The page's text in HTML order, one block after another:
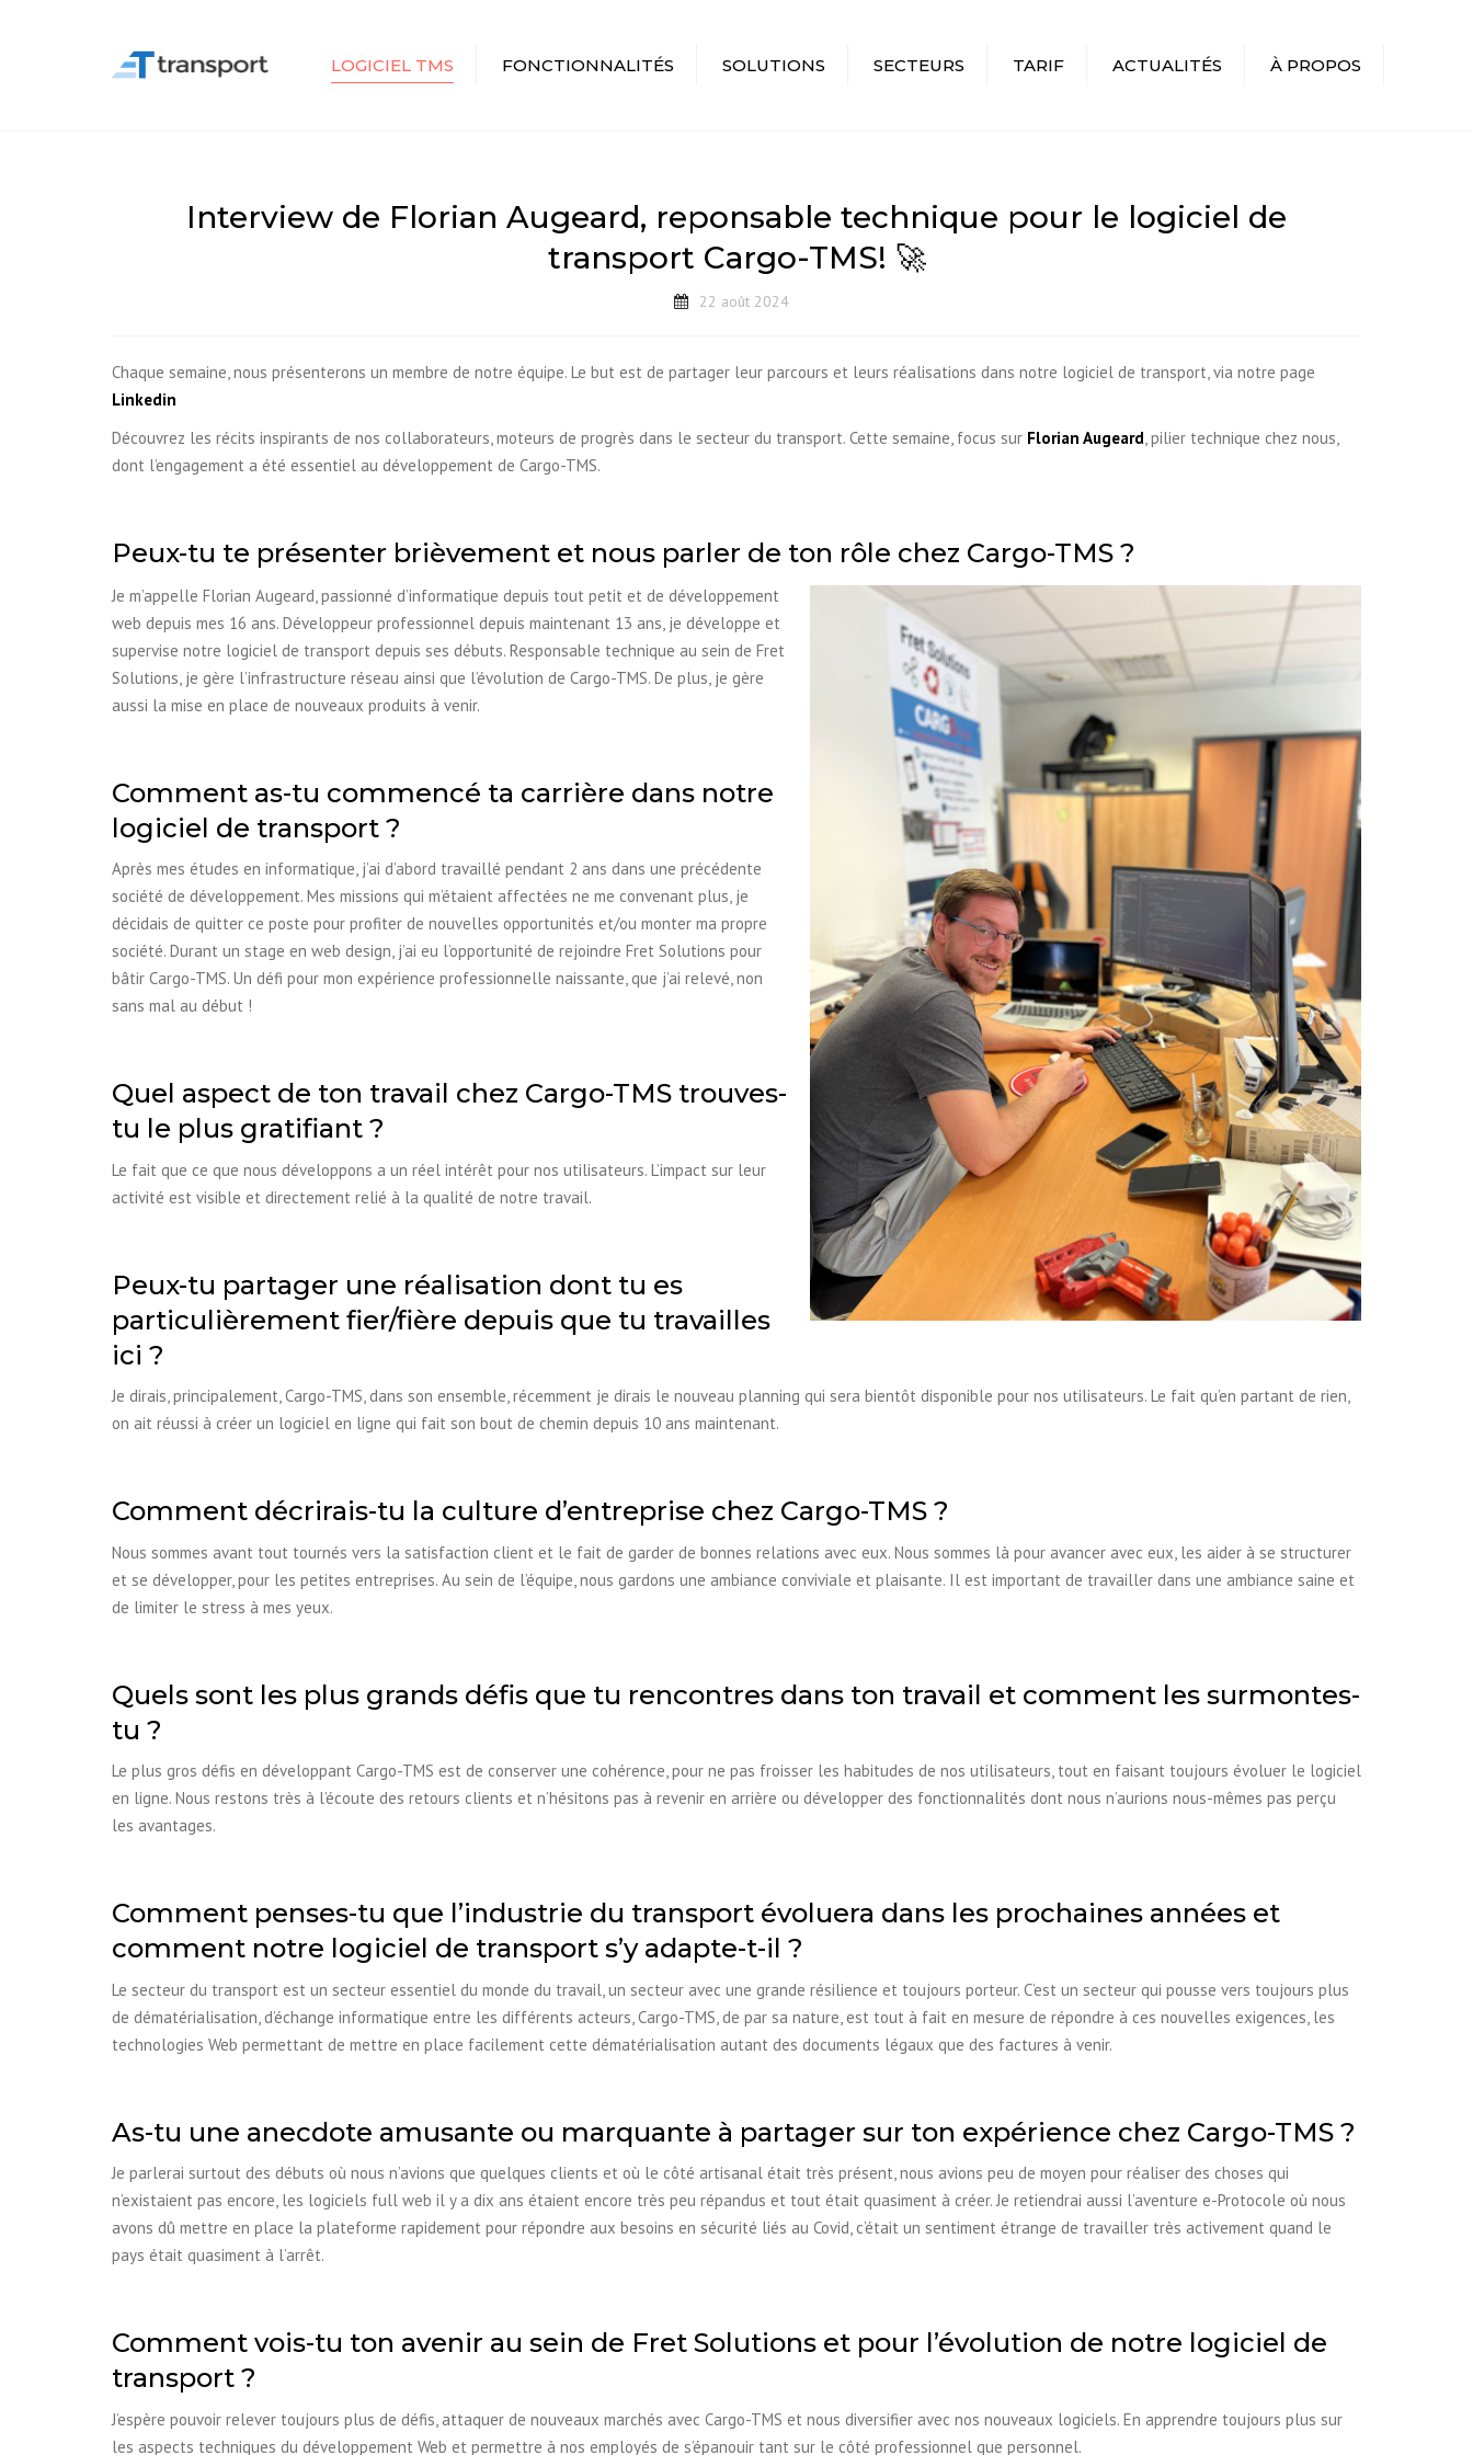
LOGICIEL TMS
LES AVANTAGES ET LE
FONCTIONNALITÉS
GÉOLOCALISATION
FACTURATION
REPORTING
SOLUTIONS
PME
MULTI-AGENCES
SECTEURS
LOGISTIQUE
TARIF ACTUALITÉS À PROPOS
Interview de Florian Augeard, reponsable technique pour le logiciel de
transport Cargo-TMS! 🚀
22 août 2024
Chaque semaine, nous présenterons un membre de notre équipe. Le but est de partager leur parcours et leurs réalisations dans notre logiciel de transport, via notre page
Linkedin
Découvrez les récits inspirants de nos collaborateurs, moteurs de progrès dans le secteur du transport. Cette semaine, focus sur Florian Augeard , pilier technique chez nous,
dont l’engagement a été essentiel au développement de Cargo-TMS.
Peux-tu te présenter brièvement et nous parler de ton rôle chez Cargo-TMS ?
Je m’appelle Florian Augeard, passionné d’informatique depuis tout petit et de développement
web depuis mes 16 ans. Développeur professionnel depuis maintenant 13 ans, je développe et
supervise notre logiciel de transport depuis ses débuts. Responsable technique au sein de Fret
Solutions, je gère l’infrastructure réseau ainsi que l’évolution de Cargo-TMS. De plus, je gère
aussi la mise en place de nouveaux produits à venir.
Comment as-tu commencé ta carrière dans notre
logiciel de transport ?
Après mes études en informatique, j’ai d’abord travaillé pendant 2 ans dans une précédente
société de développement. Mes missions qui m’étaient affectées ne me convenant plus, je
décidais de quitter ce poste pour profiter de nouvelles opportunités et/ou monter ma propre
société. Durant un stage en web design, j’ai eu l’opportunité de rejoindre Fret Solutions pour
bâtir Cargo-TMS. Un défi pour mon expérience professionnelle naissante, que j’ai relevé, non
sans mal au début !
Quel aspect de ton travail chez Cargo-TMS trouves-
tu le plus gratifiant ?
Le fait que ce que nous développons a un réel intérêt pour nos utilisateurs. L’impact sur leur
activité est visible et directement relié à la qualité de notre travail.
Peux-tu partager une réalisation dont tu es
particulièrement fier/fière depuis que tu travailles
ici ?
Je dirais, principalement, Cargo-TMS, dans son ensemble, récemment je dirais le nouveau planning qui sera bientôt disponible pour nos utilisateurs. Le fait qu’en partant de rien,
on ait réussi à créer un logiciel en ligne qui fait son bout de chemin depuis 10 ans maintenant.
Comment décrirais-tu la culture d’entreprise chez Cargo-TMS ?
Nous sommes avant tout tournés vers la satisfaction client et le fait de garder de bonnes relations avec eux. Nous sommes là pour avancer avec eux, les aider à se structurer
et se développer, pour les petites entreprises. Au sein de l’équipe, nous gardons une ambiance conviviale et plaisante. Il est important de travailler dans une ambiance saine et
de limiter le stress à mes yeux.
Quels sont les plus grands défis que tu rencontres dans ton travail et comment les surmontes-
tu ?
Le plus gros défis en développant Cargo-TMS est de conserver une cohérence, pour ne pas froisser les habitudes de nos utilisateurs, tout en faisant toujours évoluer le logiciel
en ligne. Nous restons très à l’écoute des retours clients et n’hésitons pas à revenir en arrière ou développer des fonctionnalités dont nous n’aurions nous-mêmes pas perçu
les avantages.
Comment penses-tu que l’industrie du transport évoluera dans les prochaines années et
comment notre logiciel de transport s’y adapte-t-il ?
Le secteur du transport est un secteur essentiel du monde du travail, un secteur avec une grande résilience et toujours porteur. C’est un secteur qui pousse vers toujours plus
de dématérialisation, d’échange informatique entre les différents acteurs, Cargo-TMS, de par sa nature, est tout à fait en mesure de répondre à ces nouvelles exigences, les
technologies Web permettant de mettre en place facilement cette dématérialisation autant des documents légaux que des factures à venir.
As-tu une anecdote amusante ou marquante à partager sur ton expérience chez Cargo-TMS ?
Je parlerai surtout des débuts où nous n’avions que quelques clients et où le côté artisanal était très présent, nous avions peu de moyen pour réaliser des choses qui
n’existaient pas encore, les logiciels full web il y a dix ans étaient encore très peu répandus et tout était quasiment à créer. Je retiendrai aussi l’aventure e-Protocole où nous
avons dû mettre en place la plateforme rapidement pour répondre aux besoins en sécurité liés au Covid, c’était un sentiment étrange de travailler très activement quand le
pays était quasiment à l’arrêt.
Comment vois-tu ton avenir au sein de Fret Solutions et pour l’évolution de notre logiciel de
transport ?
J’espère pouvoir relever toujours plus de défis, attaquer de nouveaux marchés avec Cargo-TMS et nous diversifier avec nos nouveaux logiciels. En apprendre toujours plus sur
les aspects techniques du développement Web et permettre à nos employés de s’épanouir tant sur le côté professionnel que personnel.